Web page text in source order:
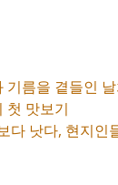
름을 곁들인
첫 맛보기
다 낫다, 현지인